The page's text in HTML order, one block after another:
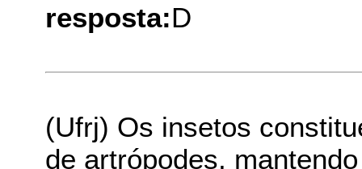
resposta:D
(Ufrj) Os insetos
de artrópodes,